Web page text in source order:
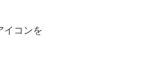
イコンを